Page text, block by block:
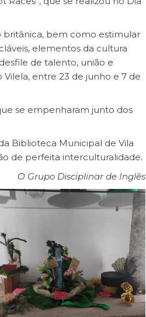
britânica, bem como estimular
elementos da cultura
de talento, união e
entre 23 de junho e 7 de
se empenharam junto dos
Biblioteca Municipal de Vila
de perfeita interculturalidade.
O Grupo Disciplinar de Inglês